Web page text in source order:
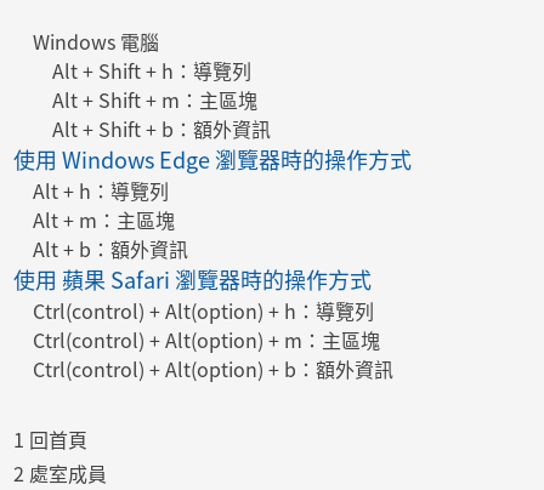
Windows 電腦
Alt + Shift + h：導覽列
Alt + Shift + m：主區塊
Alt + Shift + b：額外資訊
使用 Windows Edge 瀏覽器時的操作方式
Alt + h：導覽列
Alt + m：主區塊
Alt + b：額外資訊
使用 蘋果 Safari 瀏覽器時的操作方式
Ctrl(control) + Alt(option) + h：導覽列
Ctrl(control) + Alt(option) + m：主區塊
Ctrl(control) + Alt(option) + b：額外資訊
1 回首頁
2 處室成員